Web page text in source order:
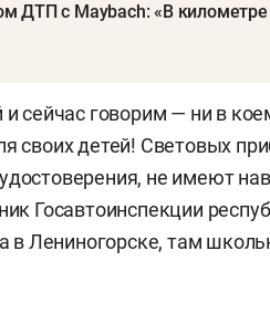
ДТП с Maybach: «В
сейчас говорим — ни в
своих детей! Световых
не имеют
Госавтоинспекции
в Лениногорске, там